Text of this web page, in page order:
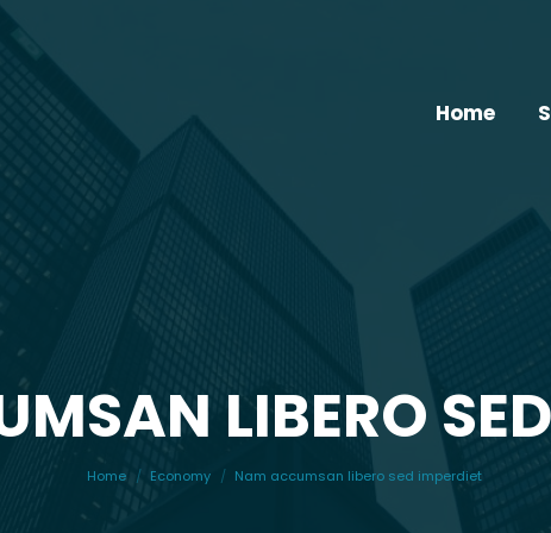
Home
LIBERO
You are here:
Home Economy Nam accumsan libero sed imperdiet